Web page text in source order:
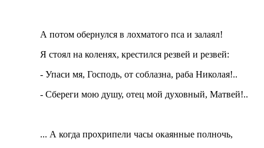
А потом обернулся в лохматого пса и залаял!
Я стоял на коленях, крестился резвей и резвей:
- Упаси мя, Господь, от соблазна, раба Николая!..
- Сбереги мою душу, отец мой духовный, Матвей!..
... А когда прохрипели часы окаянные полночь,